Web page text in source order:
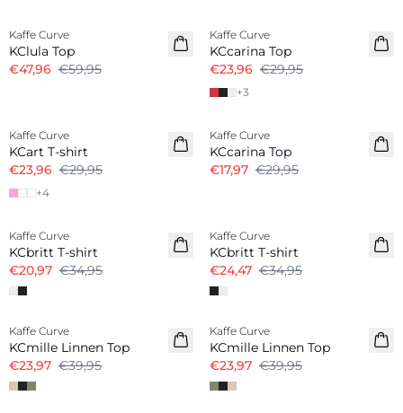
Kaffe Curve
KClula Top
€47,96 €59,95
Kaffe Curve
KCcarina Top
€23,96 €29,95
+3
Kaffe Curve
KCart T-shirt
€23,96 €29,95
+4
Kaffe Curve
KCcarina Top
€17,97 €29,95
Kaffe Curve
KCbritt T-shirt
€20,97 €34,95
Kaffe Curve
KCbritt T-shirt
€24,47 €34,95
Linnenmix
-40%
Kaffe Curve
KCmille Linnen Top
€23,97 €39,95
Linnenmix
-40%
Kaffe Curve
KCmille Linnen Top
€23,97 €39,95
-20% -20%